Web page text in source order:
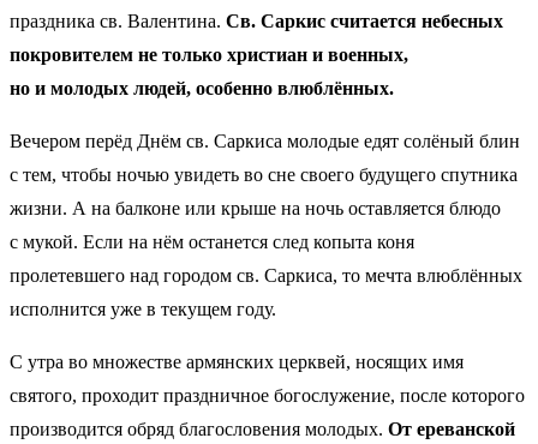
праздника св. Валентина. Св. Саркис считается небесных
покровителем не только христиан и военных,
но и молодых людей, особенно влюблённых.
Вечером перёд Днём св. Саркиса молодые едят солёный блин
с тем, чтобы ночью увидеть во сне своего будущего спутника
жизни. А на балконе или крыше на ночь оставляется блюдо
с мукой. Если на нём останется след копыта коня
пролетевшего над городом св. Саркиса, то мечта влюблённых
исполнится уже в текущем году.
С утра во множестве армянских церквей, носящих имя
святого, проходит праздничное богослужение, после которого
производится обряд благословения молодых. От ереванской